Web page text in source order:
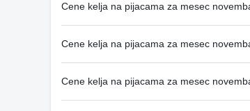
Cene kelja na pijacama za mesec
Cene kelja na pijacama za mesec
Cene kelja na pijacama za mesec